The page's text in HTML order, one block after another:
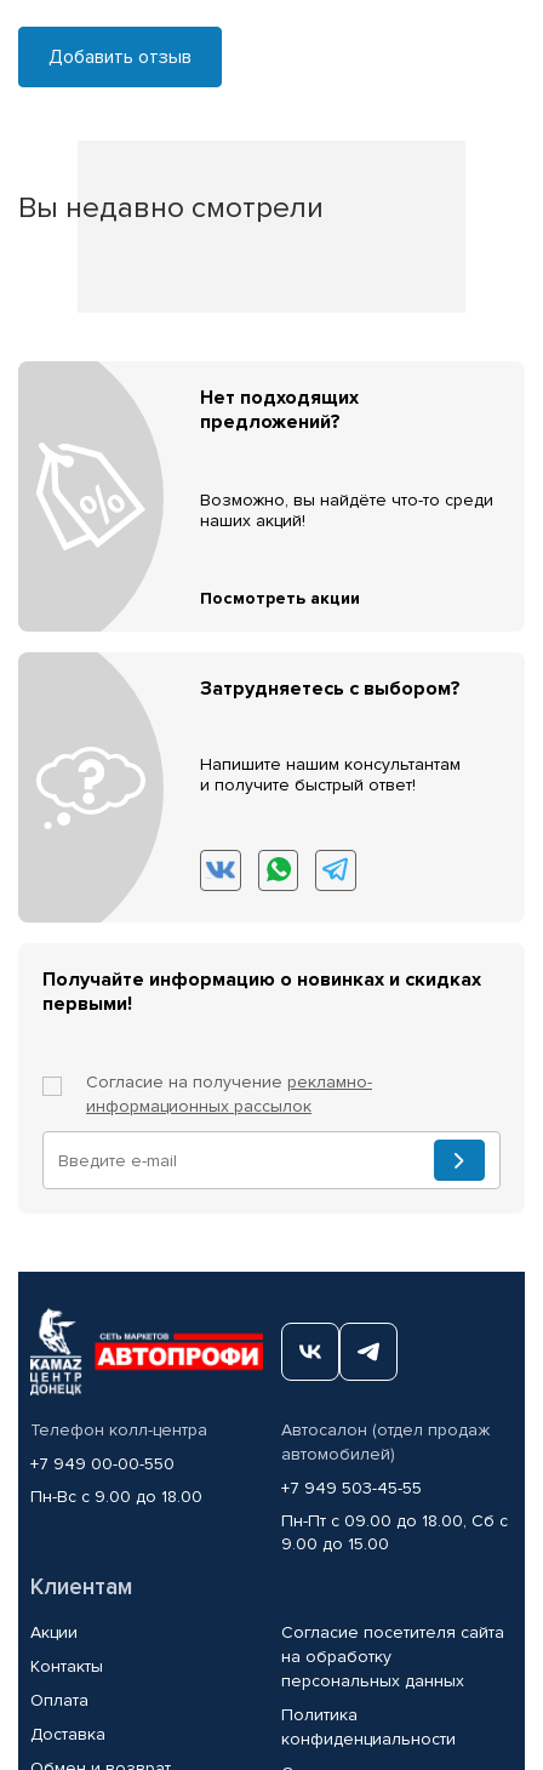
Добавить отзыв
Вы недавно смотрели
Нет подходящих
предложений?
Возможно, вы найдёте что-то среди
наших акций!
Посмотреть акции
Затрудняетесь с выбором?
Напишите нашим консультантам
и получите быстрый ответ!
Получайте информацию о новинках и скидках
первыми!
Согласие на получение рекламно-
информационных рассылок
Телефон колл-центра
+7 949 00-00-550
Пн-Вс с 9.00 до 18.00
Автосалон (отдел продаж
автомобилей)
+7 949 503-45-55
Пн-Пт с 09.00 до 18.00, Сб с
9.00 до 15.00
Клиентам
Акции
Контакты
Оплата
Доставка
Согласие посетителя сайта
на обработку
персональных данных
Политика
конфиденциальности